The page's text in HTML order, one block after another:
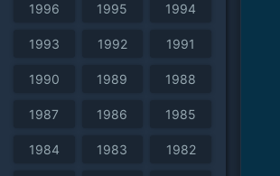
1996 1995 1994
1993 1992 1991
1990 1989 1988
1987 1986 1985
1984 1983 1982